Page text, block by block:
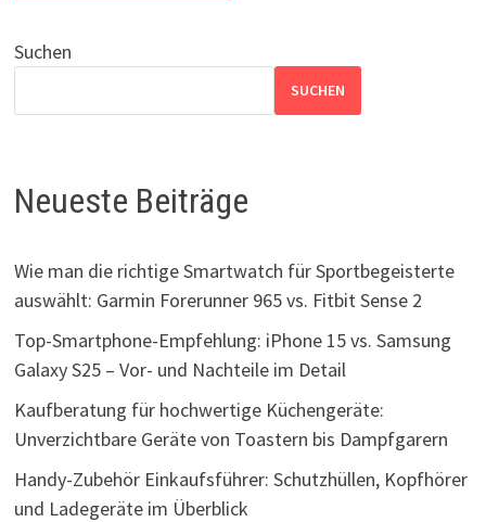
Suchen
SUCHEN
Neueste Beiträge
Wie man die richtige Smartwatch für Sportbegeisterte
auswählt: Garmin Forerunner 965 vs. Fitbit Sense 2
Top-Smartphone-Empfehlung: iPhone 15 vs. Samsung
Galaxy S25 – Vor- und Nachteile im Detail
Kaufberatung für hochwertige Küchengeräte:
Unverzichtbare Geräte von Toastern bis Dampfgarern
Handy-Zubehör Einkaufsführer: Schutzhüllen, Kopfhörer
und Ladegeräte im Überblick